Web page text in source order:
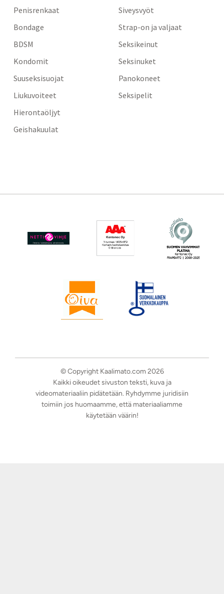
Penisrenkaat
Bondage
BDSM
Kondomit
Suuseksisuojat
Liukuvoiteet
Hierontaöljyt
Geishakuulat
Siveysvyöt
Strap-on ja valjaat
Seksikeinut
Seksinuket
Panokoneet
Seksipelit
© Copyright Kaalimato.com 2026
Kaikki oikeudet sivuston teksti, kuva ja
videomateriaaliin pidätetään. Ryhdymme juridisiin
toimiin jos huomaamme, että materiaaliamme
käytetään väärin!